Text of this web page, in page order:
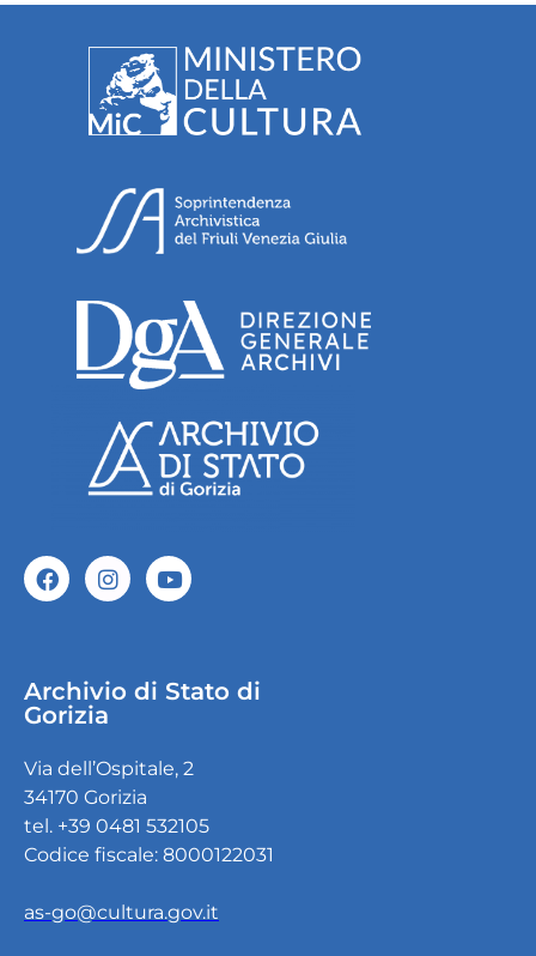
Archivio di Stato di
Gorizia
Via dell’Ospitale, 2
34170 Gorizia
tel. +39 0481 532105
Codice fiscale: 8000122031
as-go@cultura.gov.it